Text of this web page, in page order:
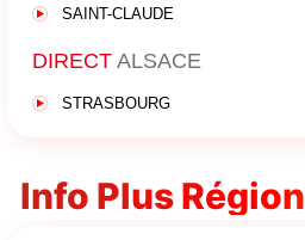
SAINT-CLAUDE
DIRECT ALSACE
STRASBOURG
Info Plus Région